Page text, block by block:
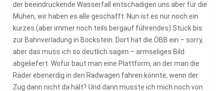
der beeindruckende Wasserfall entschädigen uns aber für die
Mühen, wir haben es alle geschafft. Nun ist es nur noch ein
kurzes (aber immer noch teils bergauf führendes) Stück bis
zur Bahnverladung in Böckstein. Dort hat die ÖBB ein – sorry,
aber das muss ich so deutlich sagen – armseliges Bild
abgeliefert. Wofür baut man eine Plattform, an der man die
Räder ebenerdig in den Radwagen fahren könnte, wenn der
Zug dann nicht da hält? Und dann musste ich mich noch von